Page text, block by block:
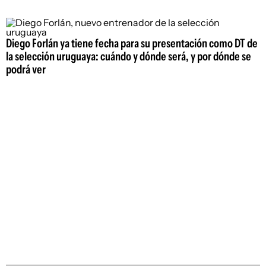
Diego Forlán ya tiene fecha para su presentación como DT de
la selección uruguaya: cuándo y dónde será, y por dónde se
podrá ver